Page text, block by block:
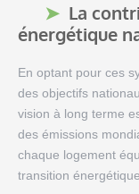
La
énergétique
En optant pour ces
des objectifs
vision à long terme
des émissions
chaque logement
transition